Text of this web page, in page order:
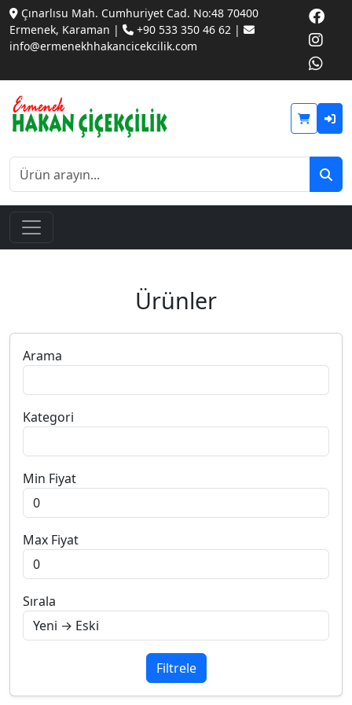
Çınarlısu Mah. Cumhuriyet Cad. No:48 70400
Ermenek, Karaman |
+90 533 350 46 62 |
info@ermenekhhakancicekcilik.com
Ürünler
Arama
Kategori
Min Fiyat
Max Fiyat
Sırala
Filtrele